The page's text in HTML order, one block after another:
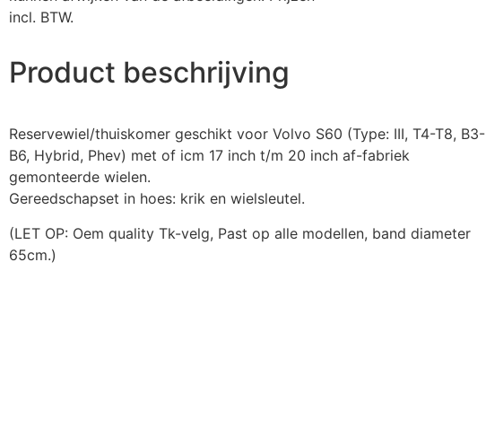
incl. BTW.
Product beschrijving
Reservewiel/thuiskomer geschikt voor Volvo S60 (Type: III, T4-T8, B3-
B6, Hybrid, Phev) met of icm 17 inch t/m 20 inch af-fabriek
gemonteerde wielen.
Gereedschapset in hoes: krik en wielsleutel.
(LET OP: Oem quality Tk-velg, Past op alle modellen, band diameter
65cm.)